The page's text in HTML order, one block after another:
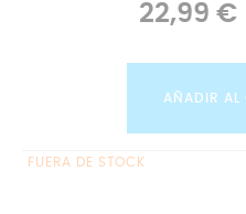
22,99 €
AÑADIR AL
FUERA DE STOCK